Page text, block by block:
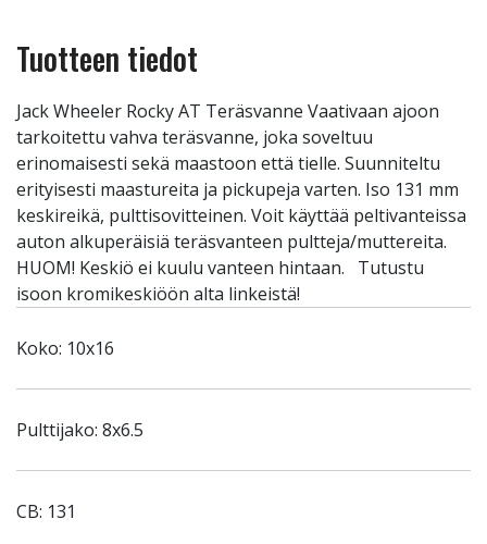
Tuotteen tiedot
Jack Wheeler Rocky AT Teräsvanne Vaativaan ajoon
tarkoitettu vahva teräsvanne, joka soveltuu
erinomaisesti sekä maastoon että tielle. Suunniteltu
erityisesti maastureita ja pickupeja varten. Iso 131 mm
keskireikä, pulttisovitteinen. Voit käyttää peltivanteissa
auton alkuperäisiä teräsvanteen pultteja/muttereita.
HUOM! Keskiö ei kuulu vanteen hintaan. Tutustu
isoon kromikeskiöön alta linkeistä!
Koko: 10x16
Pulttijako: 8x6.5
CB: 131